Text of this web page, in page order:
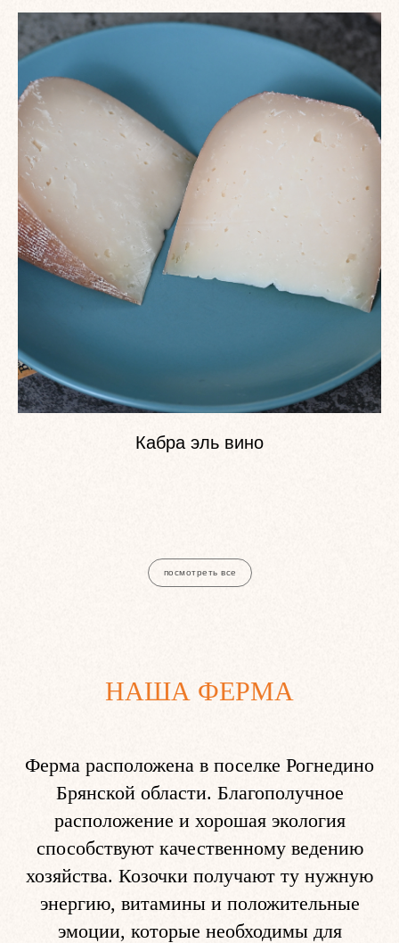
Кабра эль вино
посмотреть все
НАША ФЕРМА
Ферма расположена в поселке Рогнедино
Брянской области. Благополучное
расположение и хорошая экология
способствуют качественному ведению
хозяйства. Козочки получают ту нужную
энергию, витамины и положительные
эмоции, которые необходимы для